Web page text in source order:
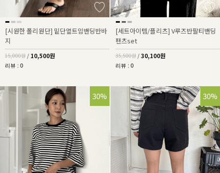
[시원한 폴리원단] 밑단옆트임밴딩반바
지
15,000원 / 10,500원
리뷰 : 0
[세트아이템/플리츠] V루즈반팔티밴딩
팬츠set
35,500원 / 30,100원
리뷰 : 0
30% 30%